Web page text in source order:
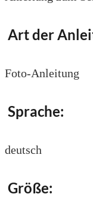
Art der
Foto-Anleitung
Sprache:
deutsch
Größe: